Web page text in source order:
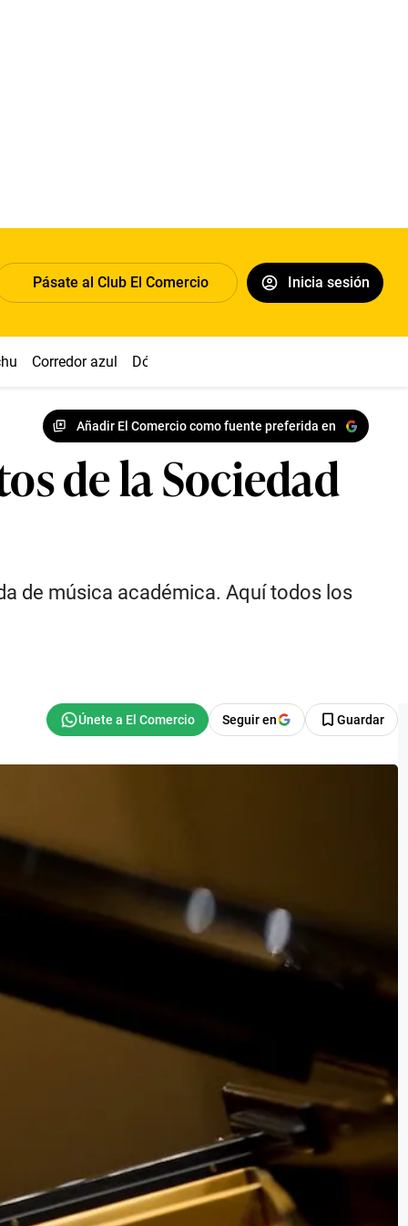
Pásate al Club El Comercio Inicia sesión
Corredor azul Dólar
Añadir El Comercio como fuente preferida en
de la Sociedad
de música académica. Aquí todos los
Seguir en Guardar